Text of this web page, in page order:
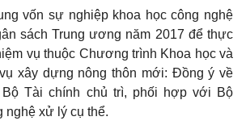
vốn sự nghiệp khoa học công nghệ
sách Trung ương năm 2017 để thực
vụ thuộc Chương trình Khoa học và
xây dựng nông thôn mới: Đồng ý về
Tài chính chủ trì, phối hợp với Bộ
nghệ xử lý cụ thể.